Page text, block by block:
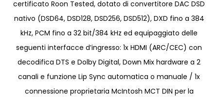
certificato Roon Tested, dotato di convertitore DAC DSD
nativo (DSD64, DSD128, DSD256, DSD512), DXD fino a 384
kHz, PCM fino a 32 bit/384 kHz ed equipaggiato delle
seguenti interfacce d’ingresso: 1x HDMI (ARC/CEC) con
decodifica DTS e Dolby Digital, Down Mix hardware a 2
canali e funzione Lip Sync automatica o manuale / 1x
connessione proprietaria McIntosh MCT DIN per la